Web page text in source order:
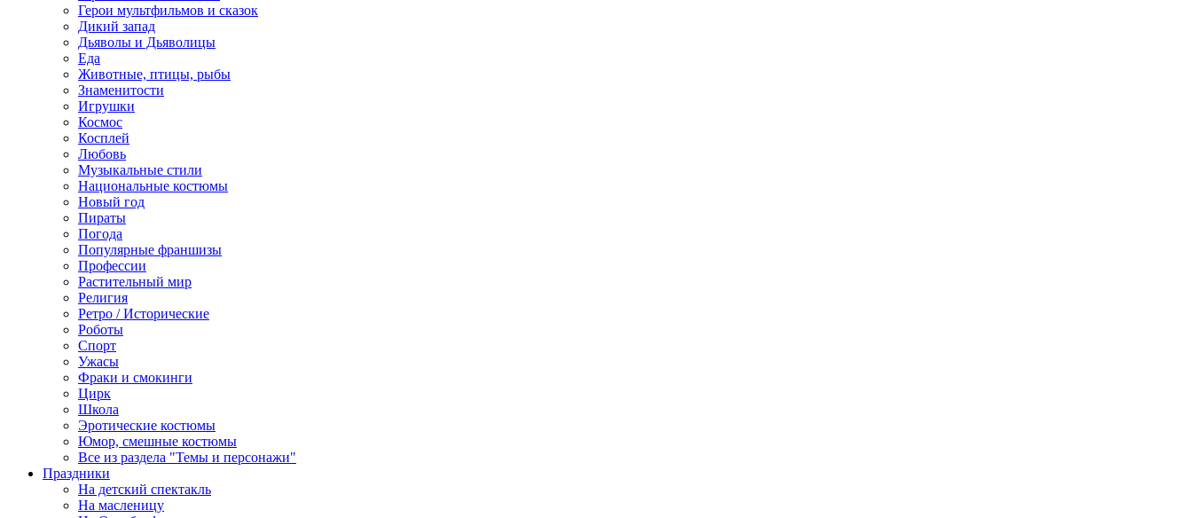
Герои мультфильмов и сказок
Дикий запад
Дьяволы и Дьяволицы
Еда
Животные, птицы, рыбы
Знаменитости
Игрушки
Космос
Косплей
Любовь
Музыкальные стили
Национальные костюмы
Новый год
Пираты
Погода
Популярные франшизы
Профессии
Растительный мир
Религия
Ретро / Исторические
Роботы
Спорт
Ужасы
Фраки и смокинги
Цирк
Школа
Эротические костюмы
Юмор, смешные костюмы
Все из раздела "Темы и персонажи"
Праздники
На детский спектакль
На масленицу